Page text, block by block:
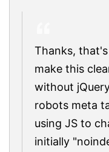
Thanks,
make this
without
robots meta
using JS to
initially